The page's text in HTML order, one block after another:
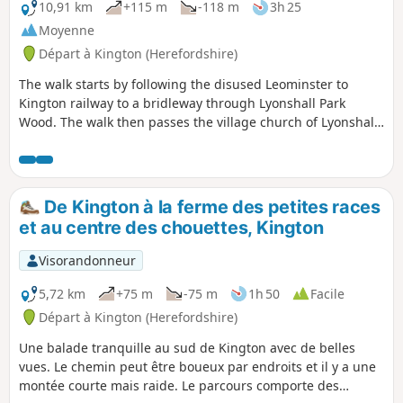
10,91 km
+115 m -118 m
3h 25
Moyenne
Départ à Kington (Herefordshire)
The walk starts by following the disused Leominster to
Kington railway to a bridleway through Lyonshall Park
Wood. The walk then passes the village church of Lyonshall
tremendous views of the Black Mountains to the west and
the Malvern Hills to the east. The walk then descends along
Vaughan’s Way back into Kington. A gentle walk with no
steep climbs.
De Kington à la ferme des petites races
et au centre des chouettes, Kington
Visorandonneur
5,72 km
+75 m -75 m 1h 50
Facile
Départ à Kington (Herefordshire)
Une balade tranquille au sud de Kington avec de belles
vues. Le chemin peut être boueux par endroits et il y a une
montée courte mais raide. Le parcours comporte des